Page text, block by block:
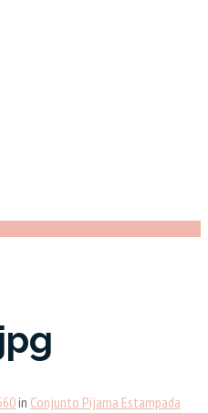
in Conjunto Pijama Estampada